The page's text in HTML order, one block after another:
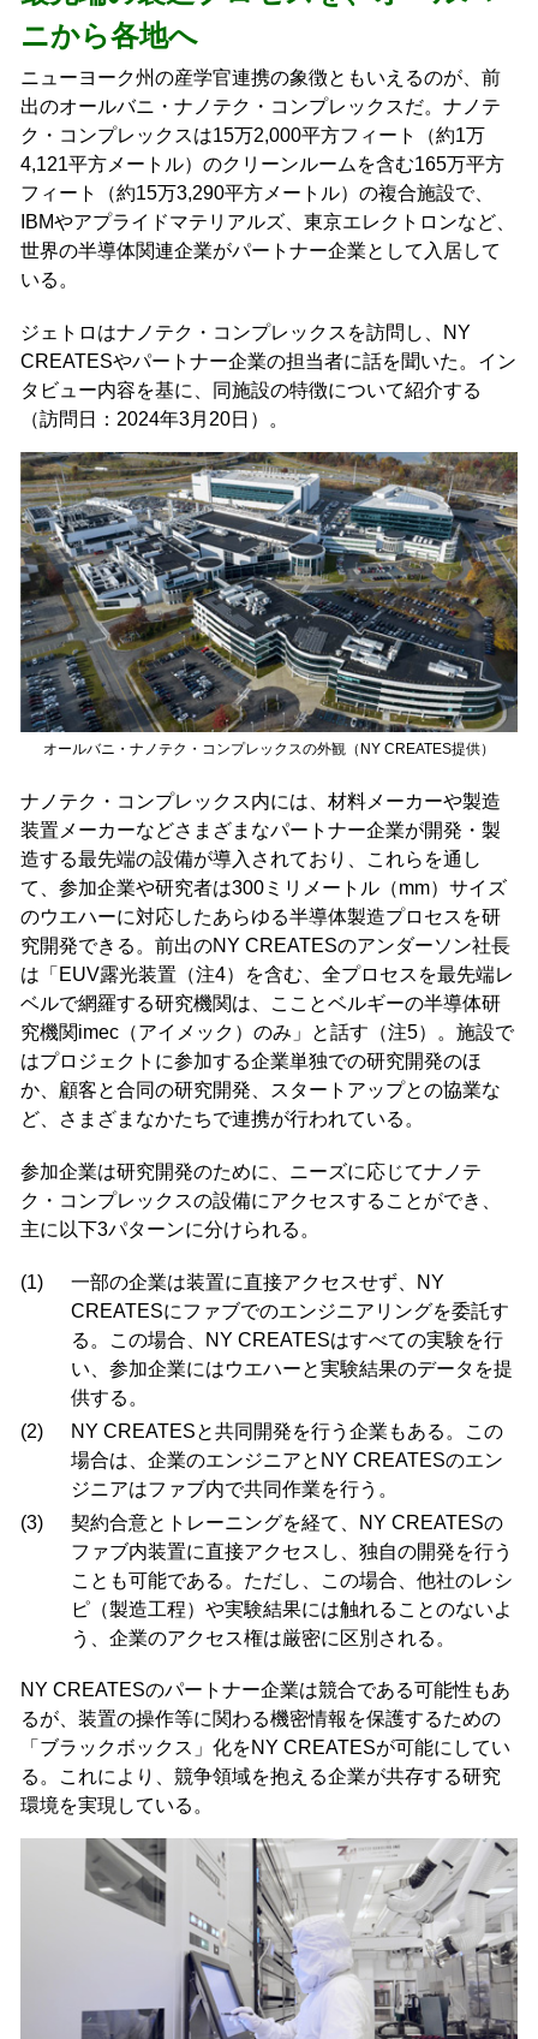
ニから各地へ
ニューヨーク州の産学官連携の象徴ともいえるのが、前
出のオールバニ・ナノテク・コンプレックスだ。ナノテ
ク・コンプレックスは15万2,000平方フィート（約1万
4,121平方メートル）のクリーンルームを含む165万平方
フィート（約15万3,290平方メートル）の複合施設で、
IBMやアプライドマテリアルズ、東京エレクトロンなど、
世界の半導体関連企業がパートナー企業として入居して
いる。
ジェトロはナノテク・コンプレックスを訪問し、NY
CREATESやパートナー企業の担当者に話を聞いた。イン
タビュー内容を基に、同施設の特徴について紹介する
（訪問日：2024年3月20日）。
オールバニ・ナノテク・コンプレックスの外観（NY CREATES提供）
ナノテク・コンプレックス内には、材料メーカーや製造
装置メーカーなどさまざまなパートナー企業が開発・製
造する最先端の設備が導入されており、これらを通し
て、参加企業や研究者は300ミリメートル（mm）サイズ
のウエハーに対応したあらゆる半導体製造プロセスを研
究開発できる。前出のNY CREATESのアンダーソン社長
は「EUV露光装置（注4）を含む、全プロセスを最先端レ
ベルで網羅する研究機関は、こことベルギーの半導体研
究機関imec（アイメック）のみ」と話す（注5）。施設で
はプロジェクトに参加する企業単独での研究開発のほ
か、顧客と合同の研究開発、スタートアップとの協業な
ど、さまざまなかたちで連携が行われている。
参加企業は研究開発のために、ニーズに応じてナノテ
ク・コンプレックスの設備にアクセスすることができ、
主に以下3パターンに分けられる。
(1)
一部の企業は装置に直接アクセスせず、NY
CREATESにファブでのエンジニアリングを委託す
る。この場合、NY CREATESはすべての実験を行
い、参加企業にはウエハーと実験結果のデータを提
供する。
(2)
NY CREATESと共同開発を行う企業もある。この
場合は、企業のエンジニアとNY CREATESのエン
ジニアはファブ内で共同作業を行う。
(3)
契約合意とトレーニングを経て、NY CREATESの
ファブ内装置に直接アクセスし、独自の開発を行う
ことも可能である。ただし、この場合、他社のレシ
ピ（製造工程）や実験結果には触れることのないよ
う、企業のアクセス権は厳密に区別される。
NY CREATESのパートナー企業は競合である可能性もあ
るが、装置の操作等に関わる機密情報を保護するための
「ブラックボックス」化をNY CREATESが可能にしてい
る。これにより、競争領域を抱える企業が共存する研究
環境を実現している。